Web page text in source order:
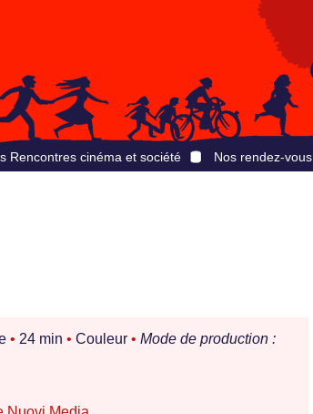
Rencontres cinéma et société Nos rendez-vous
• 24 min • Couleur • Mode de production :